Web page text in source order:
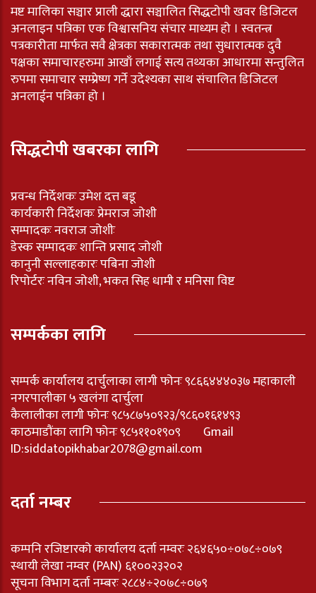
मष्ट मालिका सञ्चार प्राली द्धारा सञ्चालित सिद्धटोपी खवर डिजिटल
अनलाइन पत्रिका एक विश्वासनिय संचार माध्यम हो । स्वतन्त्र
पत्रकारीता मार्फत सवै क्षेत्रका सकारात्मक तथा सुधारात्मक दुवै
पक्षका समाचारहरुमा आखाँ लगाई सत्य तथ्यका आधारमा सन्तुलित
रुपमा समाचार सम्प्रेष्ण गर्ने उदेश्यका साथ संचालित डिजिटल
अनलाईन पत्रिका हो ।
सिद्धटोपी खबरका लागि
प्रवन्ध निर्देशकः उमेश दत्त बडू
कार्यकारी निर्देशकः प्रेमराज जोशी
सम्पादकः नवराज जोशीः
डेस्क सम्पादकः शान्ति प्रसाद जोशी
कानुनी सल्लाहकारः पबिना जोशी
रिपोर्टरः नविन जोशी, भकत सिह धामी र मनिसा विष्ट
सम्पर्कका लागि
सम्पर्क कार्यालय दार्चुलाका लागी फोनः ९८६६४४४०३७ महाकाली
नगरपालीका ५ खलंगा दार्चुला
कैलालीका लागी फोनः ९८५८७५०९२३/९८६०१६१४९३
काठमाडौंका लागि फोनः ९८५११०१९०९ Gmail
ID:siddatopikhabar2078@gmail.com
दर्ता नम्बर
कम्पनि रजिष्टारको कार्यालय दर्ता नम्वरः २६४६५०÷०७८÷०७९
स्थायी लेखा नम्वर (PAN) ६१००२३२०२
सूचना विभाग दर्ता नम्बरः २८८४÷२०७८÷०७९